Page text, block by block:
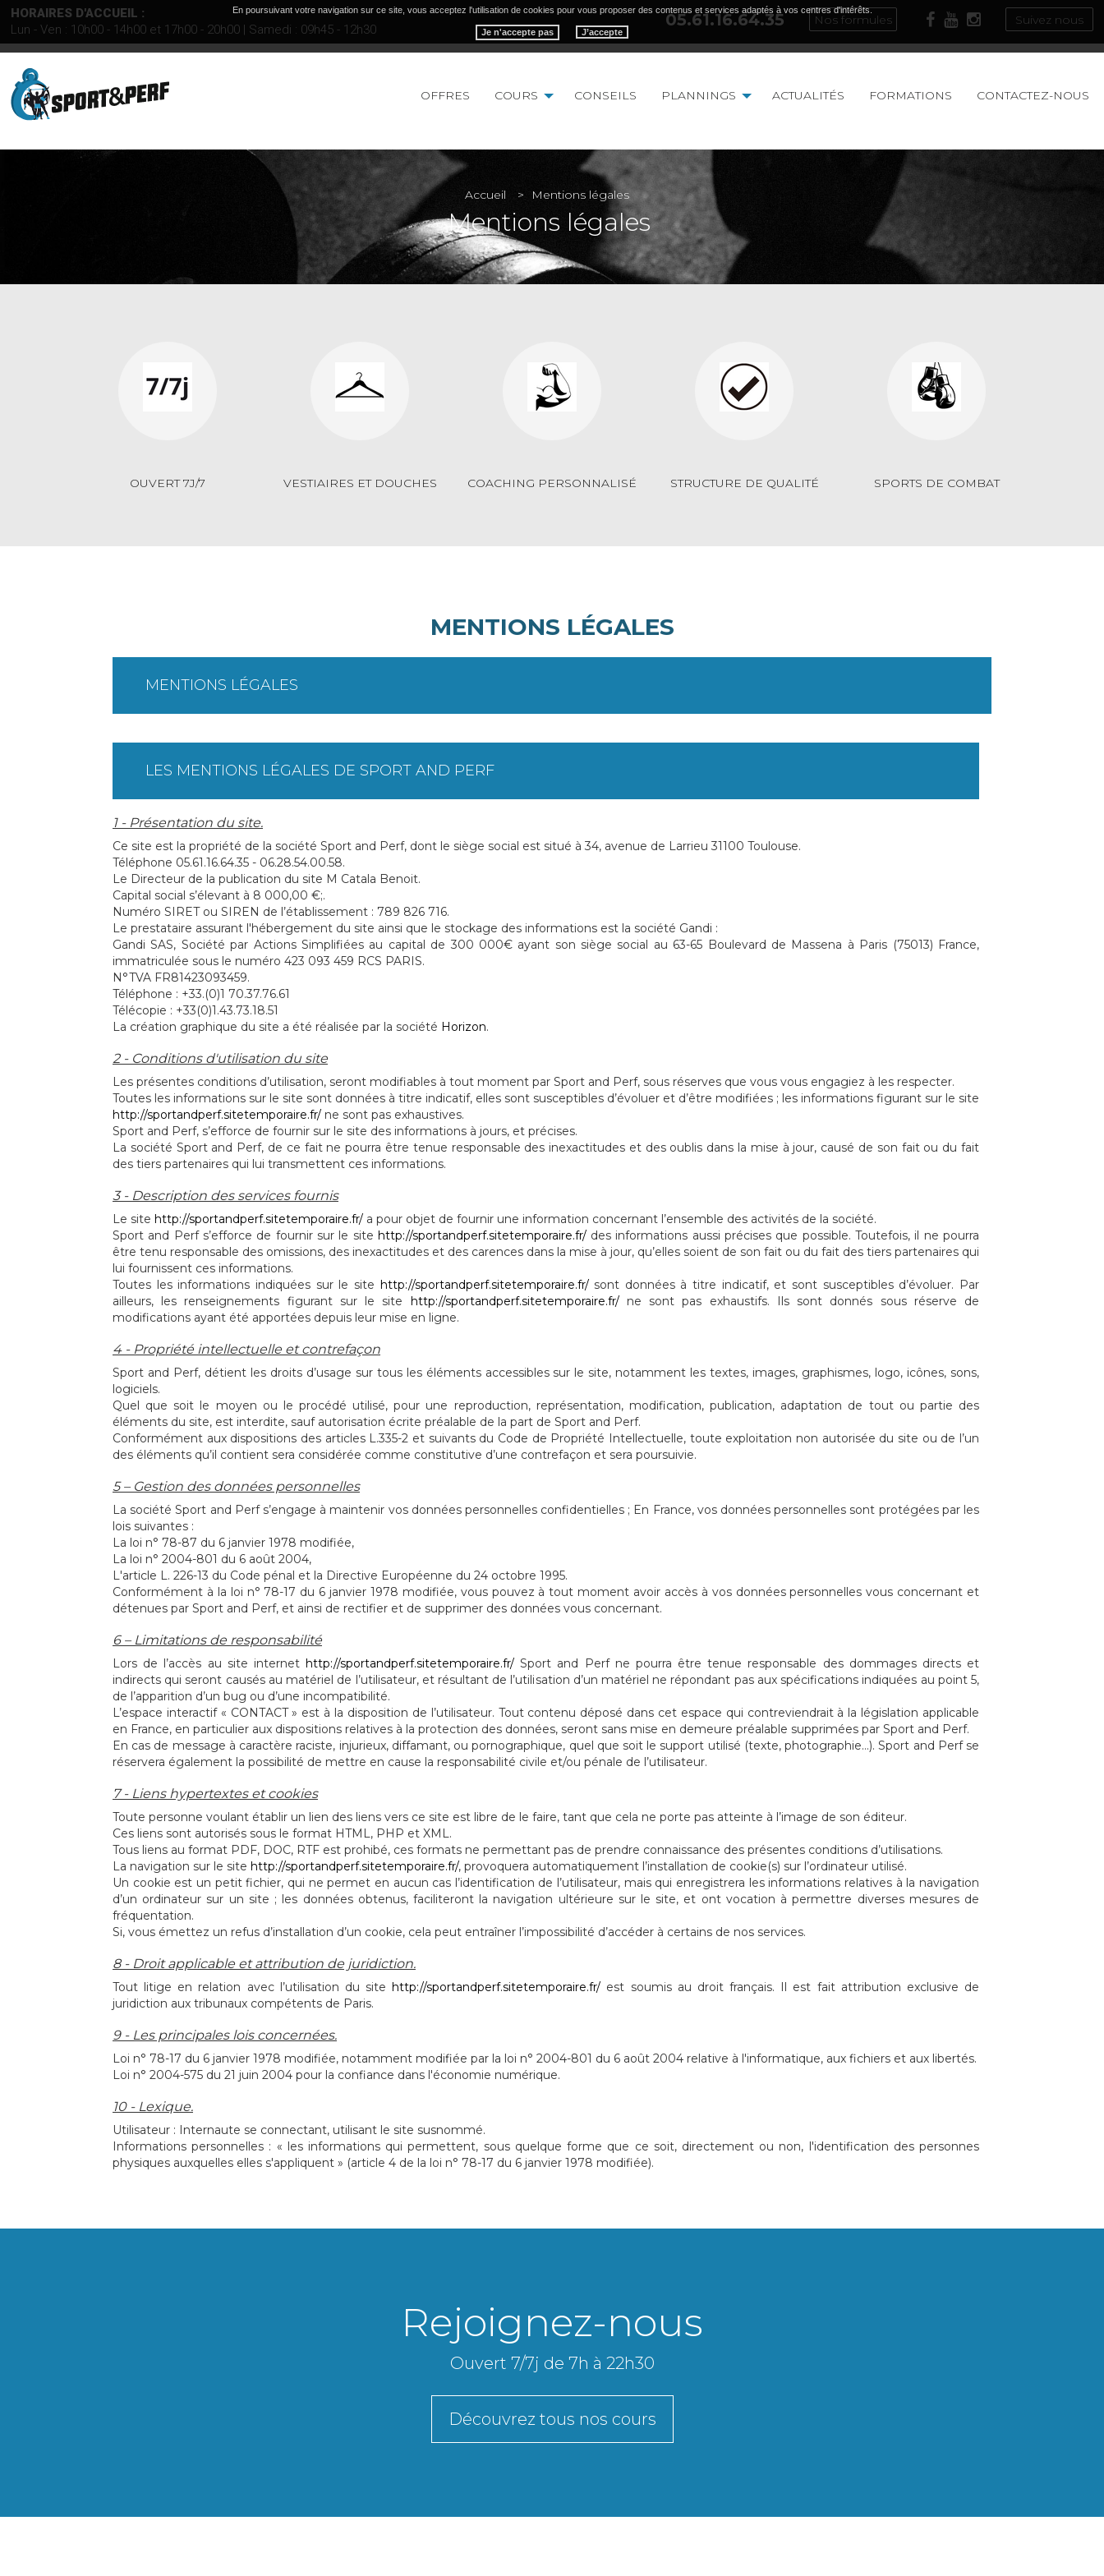
HORAIRES D'ACCUEIL :
Lun - Ven : 10h00 - 14h00 et 17h00 - 20h00 | Samedi : 09h45 - 12h30
05.61.16.64.35 Nos formules Suivez nous
OFFRES COURS CONSEILS PLANNINGS ACTUALITÉS FORMATIONS CONTACTEZ-NOUS
Accueil Mentions légales
Mentions légales
OUVERT 7J/7 VESTIAIRES ET DOUCHES COACHING PERSONNALISÉ STRUCTURE DE QUALITÉ SPORTS DE COMBAT
MENTIONS LÉGALES
MENTIONS LÉGALES
LES MENTIONS LÉGALES DE SPORT AND PERF
1 - Présentation du site.
Ce site est la propriété de la société Sport and Perf, dont le siège social est situé à 34, avenue de Larrieu 31100 Toulouse.
Téléphone 05.61.16.64.35 - 06.28.54.00.58.
Le Directeur de la publication du site M Catala Benoit.
Capital social s’élevant à 8 000,00 €;.
Numéro SIRET ou SIREN de l’établissement : 789 826 716.
Le prestataire assurant l'hébergement du site ainsi que le stockage des informations est la société Gandi :
Gandi SAS, Société par Actions Simplifiées au capital de 300 000€ ayant son siège social au 63-65 Boulevard de Massena à Paris (75013) France,
immatriculée sous le numéro 423 093 459 RCS PARIS.
N°TVA FR81423093459.
Téléphone : +33.(0)1 70.37.76.61
Télécopie : +33(0)1.43.73.18.51
La création graphique du site a été réalisée par la société Horizon.
2 - Conditions d'utilisation du site
Les présentes conditions d’utilisation, seront modifiables à tout moment par Sport and Perf, sous réserves que vous vous engagiez à les respecter.
Toutes les informations sur le site sont données à titre indicatif, elles sont susceptibles d’évoluer et d’être modifiées ; les informations figurant sur le site
http://sportandperf.sitetemporaire.fr/ ne sont pas exhaustives.
Sport and Perf, s’efforce de fournir sur le site des informations à jours, et précises.
La société Sport and Perf, de ce fait ne pourra être tenue responsable des inexactitudes et des oublis dans la mise à jour, causé de son fait ou du fait
des tiers partenaires qui lui transmettent ces informations.
3 - Description des services fournis
Le site http://sportandperf.sitetemporaire.fr/ a pour objet de fournir une information concernant l’ensemble des activités de la société.
Sport and Perf s’efforce de fournir sur le site http://sportandperf.sitetemporaire.fr/des informations aussi précises que possible. Toutefois, il ne pourra
être tenu responsable des omissions, des inexactitudes et des carences dans la mise à jour, qu’elles soient de son fait ou du fait des tiers partenaires qui
lui fournissent ces informations.
Toutes les informations indiquées sur le site http://sportandperf.sitetemporaire.fr/sont données à titre indicatif, et sont susceptibles d’évoluer. Par
ailleurs, les renseignements figurant sur le site
http://sportandperf.sitetemporaire.fr/ne sont pas exhaustifs. Ils sont donnés sous réserve de
modifications ayant été apportées depuis leur mise en ligne.
4 - Propriété intellectuelle et contrefaçon
Sport and Perf, détient les droits d’usage sur tous les éléments accessibles sur le site, notamment les textes, images, graphismes, logo, icônes, sons,
logiciels.
Quel que soit le moyen ou le procédé utilisé, pour une reproduction, représentation, modification, publication, adaptation de tout ou partie des
éléments du site, est interdite, sauf autorisation écrite préalable de la part de Sport and Perf.
Conformément aux dispositions des articles L.335-2 et suivants du Code de Propriété Intellectuelle, toute exploitation non autorisée du site ou de l’un
des éléments qu’il contient sera considérée comme constitutive d’une contrefaçon et sera poursuivie.
5 – Gestion des données personnelles
La société Sport and Perf s’engage à maintenir vos données personnelles confidentielles ; En France, vos données personnelles sont protégées par les
lois suivantes :
La loi n° 78-87 du 6 janvier 1978 modifiée,
La loi n° 2004-801 du 6 août 2004,
L'article L. 226-13 du Code pénal et la Directive Européenne du 24 octobre 1995.
Conformément à la loi n° 78-17 du 6 janvier 1978 modifiée, vous pouvez à tout moment avoir accès à vos données personnelles vous concernant et
détenues par Sport and Perf, et ainsi de rectifier et de supprimer des données vous concernant.
6 – Limitations de responsabilité
Lors de l’accès au site internet http://sportandperf.sitetemporaire.fr/ Sport and Perf ne pourra être tenue responsable des dommages directs et
indirects qui seront causés au matériel de l’utilisateur, et résultant de l’utilisation d’un matériel ne répondant pas aux spécifications indiquées au point 5,
de l’apparition d’un bug ou d’une incompatibilité.
L’espace interactif « CONTACT » est à la disposition de l’utilisateur. Tout contenu déposé dans cet espace qui contreviendrait à la législation applicable
en France, en particulier aux dispositions relatives à la protection des données, seront sans mise en demeure préalable supprimées par Sport and Perf.
En cas de message à caractère raciste, injurieux, diffamant, ou pornographique, quel que soit le support utilisé (texte, photographie…). Sport and Perf se
réservera également la possibilité de mettre en cause la responsabilité civile et/ou pénale de l’utilisateur.
7 - Liens hypertextes et cookies
Toute personne voulant établir un lien des liens vers ce site est libre de le faire, tant que cela ne porte pas atteinte à l’image de son éditeur.
Ces liens sont autorisés sous le format HTML, PHP et XML.
Tous liens au format PDF, DOC, RTF est prohibé, ces formats ne permettant pas de prendre connaissance des présentes conditions d’utilisations.
La navigation sur le site http://sportandperf.sitetemporaire.fr/, provoquera automatiquement l’installation de cookie(s) sur l’ordinateur utilisé.
Un cookie est un petit fichier, qui ne permet en aucun cas l’identification de l’utilisateur, mais qui enregistrera les informations relatives à la navigation
d’un ordinateur sur un site ; les données obtenus, faciliteront la navigation ultérieure sur le site, et ont vocation à permettre diverses mesures de
fréquentation.
Si, vous émettez un refus d’installation d’un cookie, cela peut entraîner l’impossibilité d’accéder à certains de nos services.
8 - Droit applicable et attribution de juridiction.
Tout litige en relation avec l’utilisation du site http://sportandperf.sitetemporaire.fr/ est soumis au droit français. Il est fait attribution exclusive de
juridiction aux tribunaux compétents de Paris.
9 - Les principales lois concernées.
Loi n° 78-17 du 6 janvier 1978 modifiée, notamment modifiée par la loi n° 2004-801 du 6 août 2004 relative à l'informatique, aux fichiers et aux libertés.
Loi n° 2004-575 du 21 juin 2004 pour la confiance dans l'économie numérique.
10 - Lexique.
Utilisateur : Internaute se connectant, utilisant le site susnommé.
Informations personnelles : « les informations qui permettent, sous quelque forme que ce soit, directement ou non, l'identification des personnes
physiques auxquelles elles s'appliquent » (article 4 de la loi n° 78-17 du 6 janvier 1978 modifiée).
Rejoignez-nous
Ouvert 7/7j de 7h à 22h30
Découvrez tous nos cours
En poursuivant votre navigation sur ce site, vous acceptez l'utilisation de cookies pour vous proposer des contenus et services adaptés à vos centres d'intérêts.
Je n'accepte pas